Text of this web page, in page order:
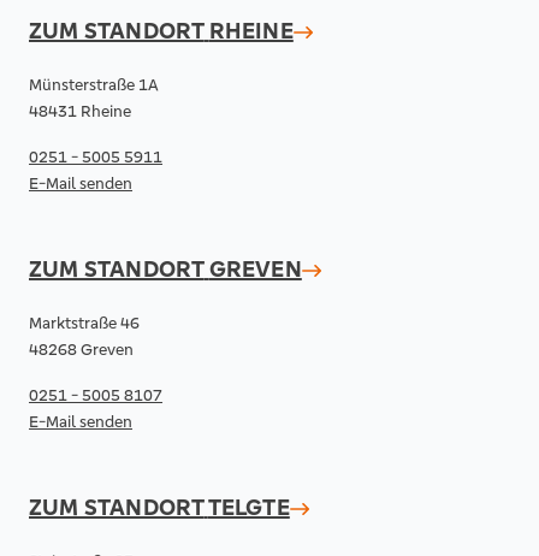
ZUM STANDORT RHEINE
Münsterstraße 1A
48431 Rheine
0251 - 5005 5911
E-Mail senden
ZUM STANDORTGREVEN
Marktstraße 46
48268 Greven
0251 - 5005 8107
E-Mail senden
ZUM STANDORTTELGTE